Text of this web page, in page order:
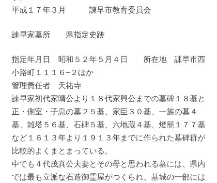
平成１７年３月 諌早市教育委員会
諫早家墓所 県指定史跡
指定年月日 昭和５２年５月４日 所在地 諌早市西
小路町１１１６−２ほか
管理責任者 天祐寺
諫早家初代家晴公より１８代家興公までの墓碑１８基と
正・側室・子息の墓２５基、家臣３０基、一族の墓４
基、雑塔５６基、石碑５基、六地蔵４基、燈籠１７７基
など１６１３年より１９１３年までに作られた墓碑群が
比較的よくまとまっている。
中でも４代茂真公夫妻とその母と思われる墓には、県内
では最も立派な石造御霊屋がつくられ、墓城の一部には